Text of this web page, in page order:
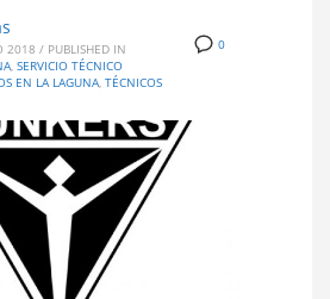
0
2018 / PUBLISHED IN
, SERVICIO TÉCNICO
EN LA LAGUNA, TÉCNICOS